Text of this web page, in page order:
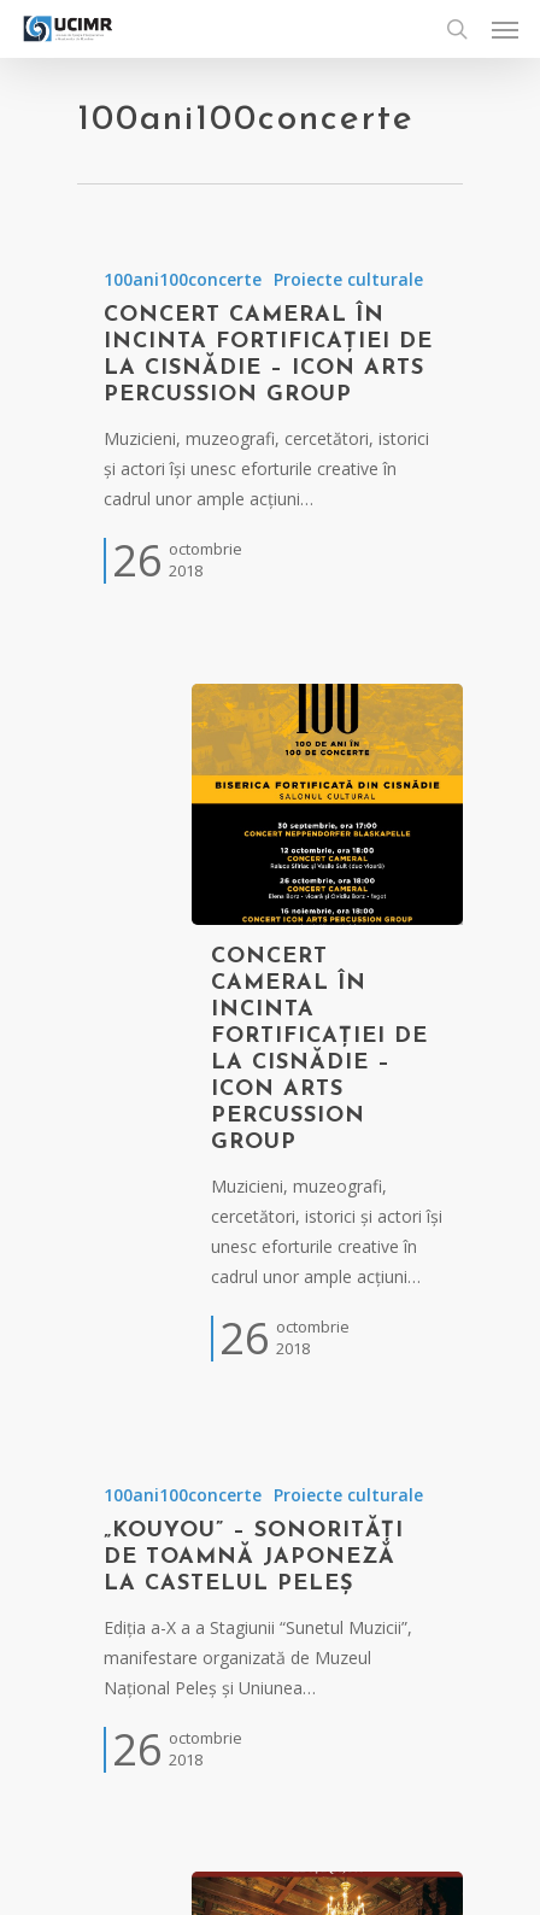
Skip
search
100ani100concerte
100ani100concerte Proiecte culturale
CONCERT CAMERAL ÎN
INCINTA FORTIFICAȚIEI DE
LA CISNĂDIE – ICON ARTS
PERCUSSION GROUP
Muzicieni, muzeografi, cercetători, istorici
și actori își unesc eforturile creative în
cadrul unor ample acțiuni…
26 octombrie
2018
CONCERT
CAMERAL ÎN
INCINTA
FORTIFICAȚIEI DE
LA CISNĂDIE –
ICON ARTS
PERCUSSION
GROUP
Muzicieni, muzeografi,
cercetători, istorici și actori își
unesc eforturile creative în
cadrul unor ample acțiuni…
26 octombrie
2018
100ani100concerte Proiecte culturale
„KOUYOU” – SONORITĂȚI
DE TOAMNĂ JAPONEZĂ
LA CASTELUL PELEȘ
Ediția a-X a a Stagiunii “Sunetul Muzicii”,
manifestare organizată de Muzeul
Național Peleș și Uniunea…
26 octombrie
2018